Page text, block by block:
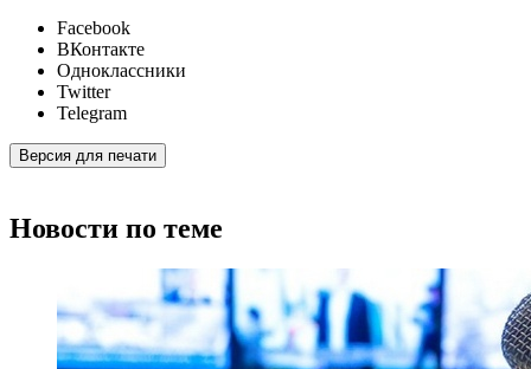
Facebook
ВКонтакте
Одноклассники
Twitter
Telegram
Версия для печати
Новости по теме